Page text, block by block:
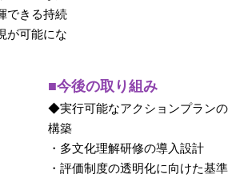
できる持続
が可能にな
■今後の取り組み
◆実行可能なアクションプランの
構築
・多文化理解研修の導入設計
・評価制度の透明化に向けた基準